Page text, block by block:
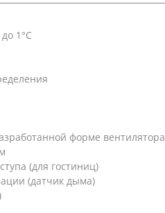
1°С
форме вентилятора
(для гостиниц)
(датчик дыма)